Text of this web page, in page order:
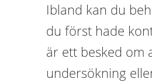
Ibland kan du
du först hade
är ett besked om
undersökning